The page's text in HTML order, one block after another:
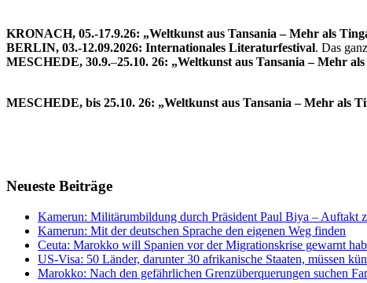
KRONACH, 05.-17.9.26: „Weltkunst aus Tansania – Mehr als
BERLIN, 03.-12.09.2026: Internationales Literaturfestival. Das
MESCHEDE, 30.9.–25.10. 26: „Weltkunst aus Tansania – Mehr
MESCHEDE, bis 25.10. 26: „Weltkunst aus Tansania – Mehr als
Neueste Beiträge
Kamerun: Militärumbildung durch Präsident Paul Biya – Auftakt
Kamerun: Mit der deutschen Sprache den eigenen Weg finden
Ceuta: Marokko will Spanien vor der Migrationskrise gewarnt
US-Visa: 50 Länder, darunter 30 afrikanische Staaten, müssen
Marokko: Nach den gefährlichen Grenzüberquerungen suchen